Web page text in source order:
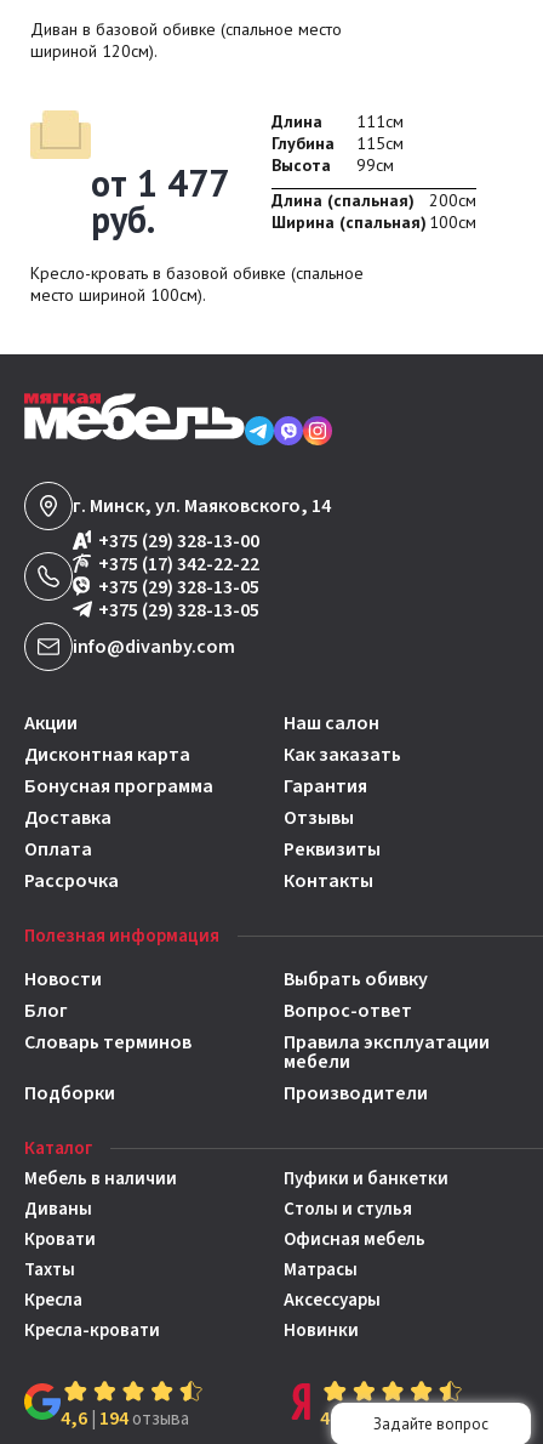
Диван в базовой обивке (спальное место
шириной 120см).
от 1 477
руб.
Длина
111см
Глубина
115см
Высота
99см
Длина (спальная)
200см
Ширина (спальная) 100см
Кресло-кровать в базовой обивке (спальное
место шириной 100см).
г. Минск, ул. Маяковского, 14
+375 (29) 328-13-00
+375 (17) 342-22-22
+375 (29) 328-13-05
+375 (29) 328-13-05
info@divanby.com
Акции
Наш салон
Дисконтная карта
Как заказать
Бонусная программа
Гарантия
Доставка
Отзывы
Оплата
Реквизиты
Рассрочка
Контакты
Полезная информация
Новости
Выбрать обивку
Блог
Вопрос-ответ
Словарь терминов
Правила эксплуатации
мебели
Подборки
Производители
Каталог
Мебель в наличии
Диваны
Кровати
Тахты
Кресла
Кресла-кровати
Пуфики и банкетки
Столы и стулья
Офисная мебель
Матрасы
Аксессуары
Новинки
4,6| 194отзыва 4,7 149отзывов